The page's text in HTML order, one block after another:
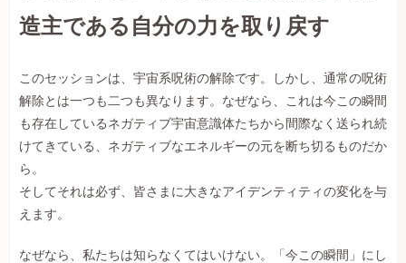
造主である自分の力を取り戻す
このセッションは、宇宙系呪術の解除です。しかし、通常の呪術
解除とは一つも二つも異なります。なぜなら、これは今この瞬間
も存在しているネガティブ宇宙意識体たちから間際なく送られ続
けてきている、ネガティブなエネルギーの元を断ち切るものだか
ら。
そしてそれは必ず、皆さまに大きなアイデンティティの変化を与
えます。
なぜなら、私たちは知らなくてはいけない。「今この瞬間」にし